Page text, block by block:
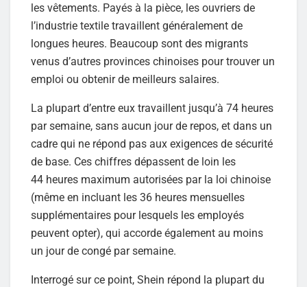
les vêtements. Payés à la pièce, les ouvriers de
l’industrie textile travaillent généralement de
longues heures. Beaucoup sont des migrants
venus d’autres provinces chinoises pour trouver un
emploi ou obtenir de meilleurs salaires.
La plupart d’entre eux travaillent jusqu’à 74 heures
par semaine, sans aucun jour de repos, et dans un
cadre qui ne répond pas aux exigences de sécurité
de base. Ces chiffres dépassent de loin les
44 heures maximum autorisées par la loi chinoise
(même en incluant les 36 heures mensuelles
supplémentaires pour lesquels les employés
peuvent opter), qui accorde également au moins
un jour de congé par semaine.
Interrogé sur ce point, Shein répond la plupart du